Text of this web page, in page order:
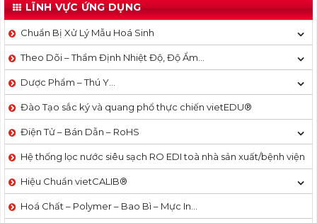
LĨNH VỰC ỨNG DỤNG
Chuẩn Bị Xử Lý Mẫu Hoá Sinh
Theo Dõi – Thẩm Định Nhiệt Độ, Độ Ẩm…
Dược Phẩm – Thú Y…
Đào Tạo sắc ký và quang phổ thực chiến vietEDU®
Điện Tử – Bán Dẫn – RoHS
Hệ thống lọc nước siêu sạch RO EDI​​ toà nhà sản xuất/bệnh viện
Hiệu Chuẩn vietCALIB®
Hoá Chất – Polymer – Bao Bì – Mực In…